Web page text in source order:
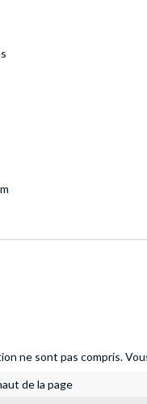
ne sont pas compris.
de la page